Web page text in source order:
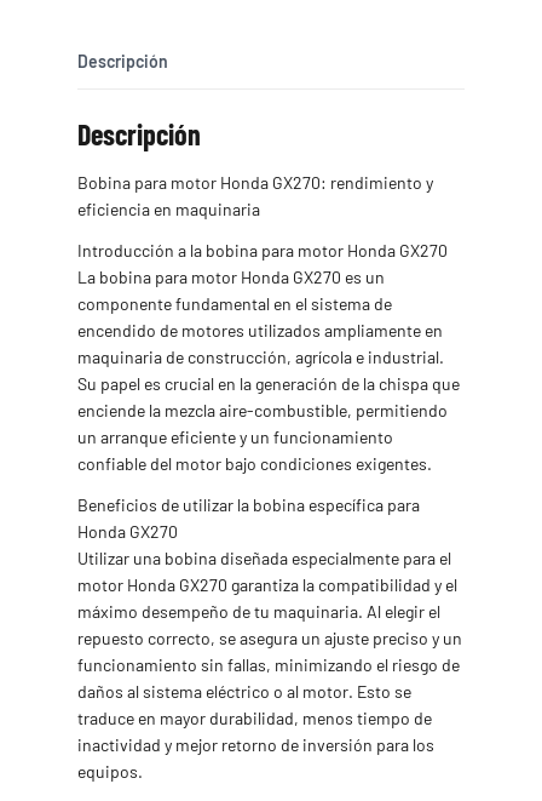
Descripción
Descripción
Bobina para motor Honda GX270: rendimiento y
eficiencia en maquinaria
Introducción a la bobina para motor Honda GX270
La bobina para motor Honda GX270 es un
componente fundamental en el sistema de
encendido de motores utilizados ampliamente en
maquinaria de construcción, agrícola e industrial.
Su papel es crucial en la generación de la chispa que
enciende la mezcla aire-combustible, permitiendo
un arranque eficiente y un funcionamiento
confiable del motor bajo condiciones exigentes.
Beneficios de utilizar la bobina específica para
Honda GX270
Utilizar una bobina diseñada especialmente para el
motor Honda GX270 garantiza la compatibilidad y el
máximo desempeño de tu maquinaria. Al elegir el
repuesto correcto, se asegura un ajuste preciso y un
funcionamiento sin fallas, minimizando el riesgo de
daños al sistema eléctrico o al motor. Esto se
traduce en mayor durabilidad, menos tiempo de
inactividad y mejor retorno de inversión para los
equipos.